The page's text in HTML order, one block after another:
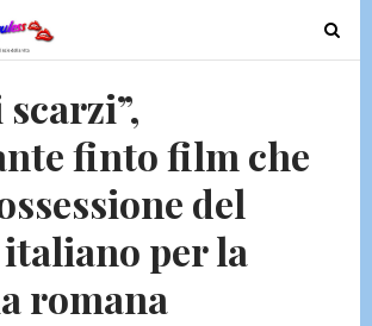
T
o
finto film che
del
per la
romana